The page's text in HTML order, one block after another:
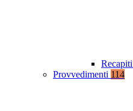
Provvedimenti 114